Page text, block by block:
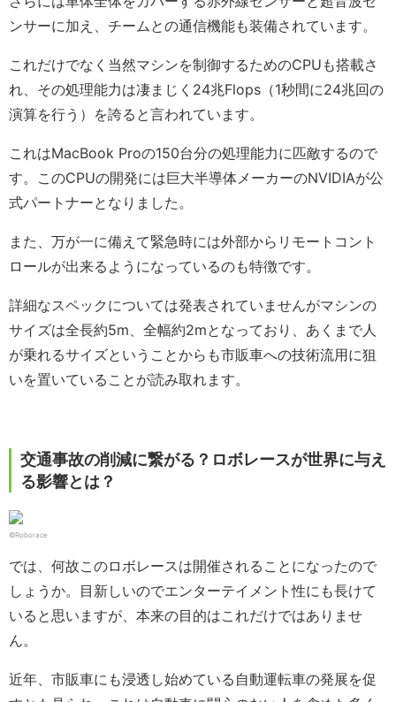
ンサーに加え、チームとの通信機能も装備されています。
これだけでなく当然マシンを制御するためのCPUも搭載さ
れ、その処理能力は凄まじく24兆Flops（1秒間に24兆回の
演算を行う）を誇ると言われています。
これはMacBook Proの150台分の処理能力に匹敵するので
す。このCPUの開発には巨大半導体メーカーのNVIDIAが公
式パートナーとなりました。
また、万が一に備えて緊急時には外部からリモートコント
ロールが出来るようになっているのも特徴です。
詳細なスペックについては発表されていませんがマシンの
サイズは全長約5m、全幅約2mとなっており、あくまで人
が乗れるサイズということからも市販車への技術流用に狙
いを置いていることが読み取れます。
交通事故の削減に繋がる？ロボレースが世界に与え
る影響とは？
©Roborace
では、何故このロボレースは開催されることになったので
しょうか。目新しいのでエンターテイメント性にも長けて
いると思いますが、本来の目的はこれだけではありませ
ん。
近年、市販車にも浸透し始めている自動運転車の発展を促